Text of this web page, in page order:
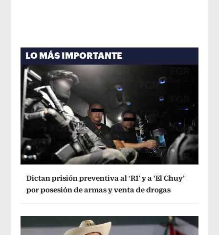
LO MÁS IMPORTANTE
Dictan prisión preventiva al ‘R1′ y a ‘El Chuy’
por posesión de armas y venta de drogas